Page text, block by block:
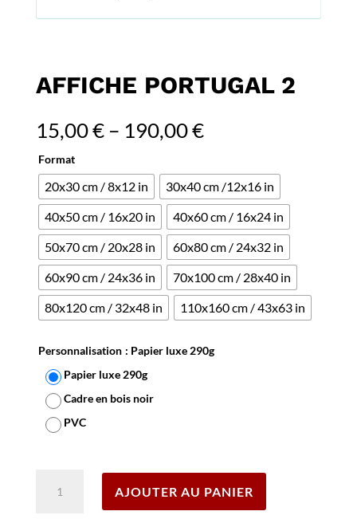
AFFICHE PORTUGAL 2
15,00€– 190,00€
Format
20x30 cm / 8x12 in
30x40 cm /12x16 in
40x50 cm / 16x20 in
40x60 cm / 16x24 in
50x70 cm / 20x28 in
60x80 cm / 24x32 in
60x90 cm / 24x36 in
70x100 cm / 28x40 in
80x120 cm / 32x48 in
110x160 cm / 43x63 in
Personnalisation : Papier luxe 290g
Papier luxe 290g
Cadre en bois noir
PVC
AJOUTER AU PANIER